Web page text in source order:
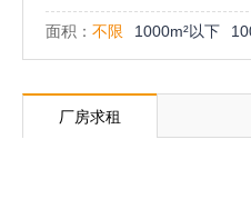
面积： 不限 1000m²以下
厂房求租